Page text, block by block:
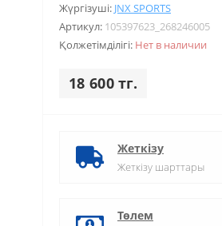
Жүргізуші: JNX SPORTS
Артикул: 105397623_268246005
Қолжетімділігі: Нет в наличии
18 600 тг.
Жеткізу
Жеткізу шарттары
Төлем